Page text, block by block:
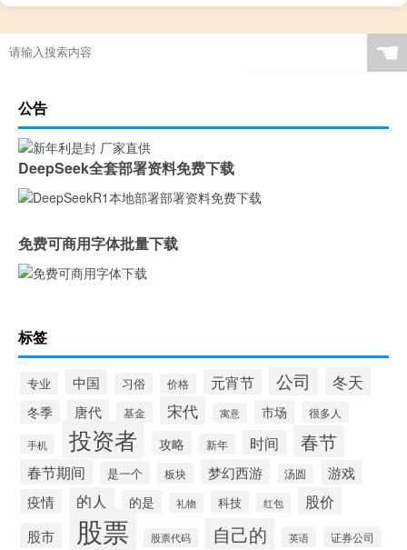
☚
公告
DeepSeek全套部署资料免费下载
免费可商用字体批量下载
标签
专业 中国 习俗 价格 元宵节 公司 冬天
冬季 唐代 基金 宋代 寓意 市场 很多人
手机 投资者 攻略 新年 时间 春节
春节期间 是一个 板块 梦幻西游 汤圆
游戏
疫情
的人 的是 礼物 科技 红包 股价
股市 股票 股票代码 自己的 英语 证券公司